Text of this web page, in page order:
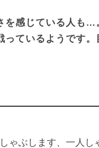
を感じている人も…
ているようです
ゃぶします、一人し